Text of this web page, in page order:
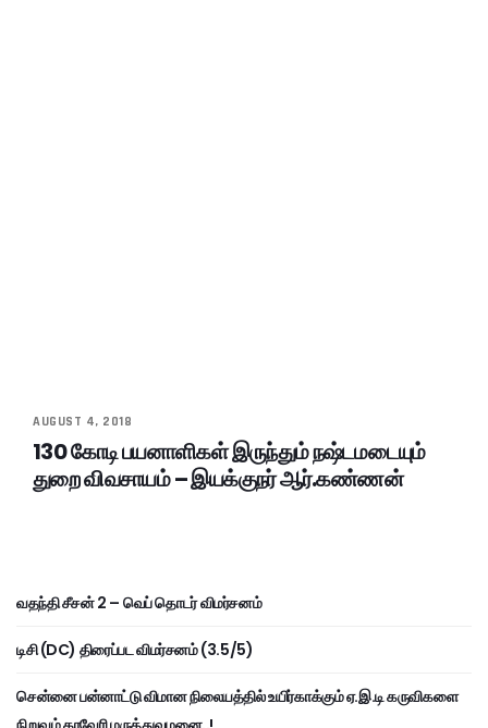
AUGUST 4, 2018
130 கோடி பயனாளிகள் இருந்தும் நஷ்டமடையும்
துறை விவசாயம் – இயக்குநர் ஆர்.கண்ணன்
வதந்தி சீசன் 2 – வெப் தொடர் விமர்சனம்
டிசி (DC) திரைப்பட விமர்சனம் (3.5/5)
சென்னை பன்னாட்டு விமான நிலையத்தில் உயிர்காக்கும் ஏ.இ.டி கருவிகளை